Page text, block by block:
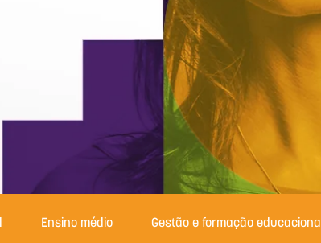
Ensino médio Gestão e formação educacional